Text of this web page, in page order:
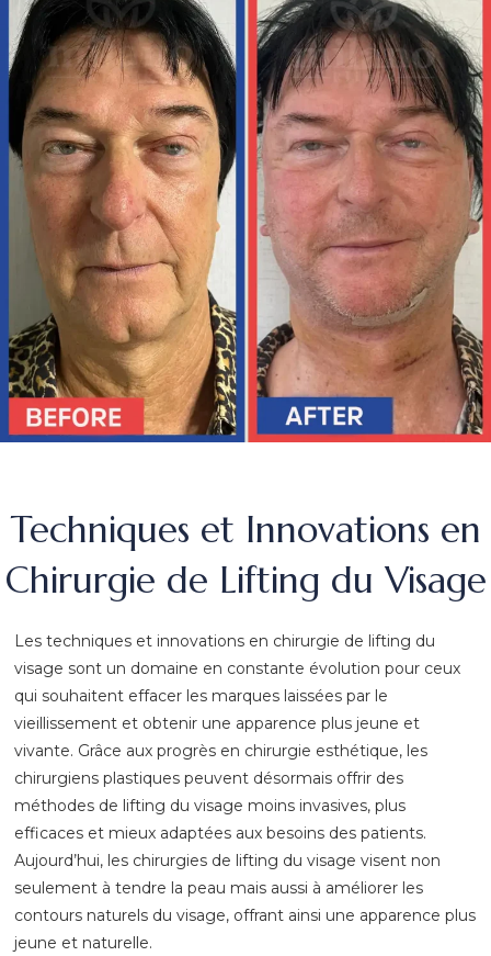
Techniques et Innovations en
Chirurgie de Lifting du Visage
Les techniques et innovations en chirurgie de lifting du
visage sont un domaine en constante évolution pour ceux
qui souhaitent effacer les marques laissées par le
vieillissement et obtenir une apparence plus jeune et
vivante. Grâce aux progrès en chirurgie esthétique, les
chirurgiens plastiques peuvent désormais offrir des
méthodes de lifting du visage moins invasives, plus
efficaces et mieux adaptées aux besoins des patients.
Aujourd’hui, les chirurgies de lifting du visage visent non
seulement à tendre la peau mais aussi à améliorer les
contours naturels du visage, offrant ainsi une apparence plus
jeune et naturelle.